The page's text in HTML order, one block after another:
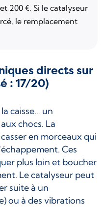
200 €. Si le catalyseur
le remplacement
directs sur
: 17/20)
caisse… un
chocs. La
en morceaux qui
Ces
plus loin et boucher
Le catalyseur peut
suite à un
ou à des vibrations